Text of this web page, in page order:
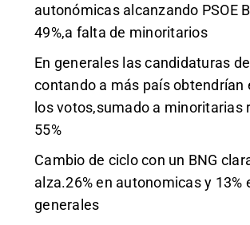
autonómicas alcanzando PSOE
49%,a falta de minoritarios
En generales las candidaturas
contando a más país obtendrían
los votos,sumado a minoritarias
55%
Cambio de ciclo con un BNG
alza.26% en autonomicas y 13%
generales